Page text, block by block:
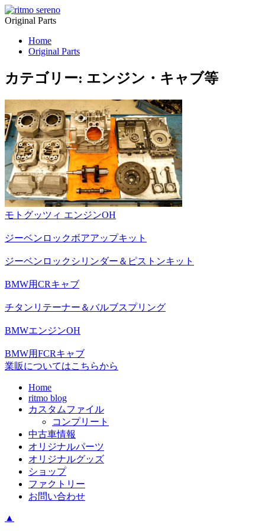
Original Parts
Home
Original Parts
カテゴリー: エンジン・キャブ等
モトグッツィ エンジンOH
ジーベンロックボアアップキット
ジーベンロックシリンダー＆ピストンキット
BMW用CRキャブ
チタンリテーナー＆バルブスプリング
BMWエンジンOH
BMW用FCRキャブ
業販についてはこちらから
Home
ritmo blog
カスタムファイル
コンプリート
中古車情報
オリジナルパーツ
オリジナルグッズ
ショップ
ファクトリー
お問い合わせ
▲